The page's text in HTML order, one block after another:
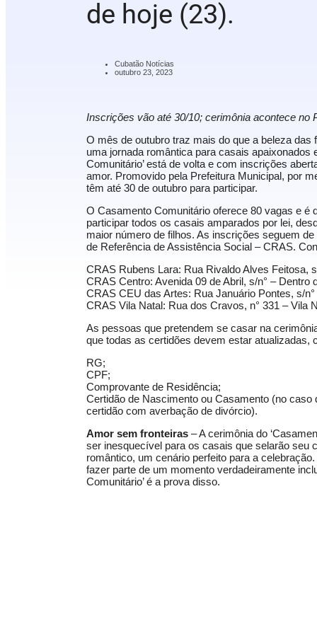
de hoje (23).
Cubatão Notícias
outubro 23, 2023
Inscrições vão até 30/10; cerimônia acontece
O mês de outubro traz mais do que a beleza
uma jornada romântica para casais
Comunitário’ está de volta e com inscrições
amor. Promovido pela Prefeitura Municipal, por
têm até 30 de outubro para participar.
O Casamento Comunitário oferece 80 vagas e é
participar todos os casais amparados por lei,
maior número de filhos. As inscrições seguem
de Referência de Assistência Social – CRAS.
CRAS Rubens Lara: Rua Rivaldo Alves Feitosa,
CRAS Centro: Avenida 09 de Abril, s/n° – Dentro
CRAS CEU das Artes: Rua Januário Pontes, s/
CRAS Vila Natal: Rua dos Cravos, n° 331 – Vila
As pessoas que pretendem se casar na
que todas as certidões devem estar
RG;
CPF;
Comprovante de Residência;
Certidão de Nascimento ou Casamento (no
certidão com averbação de divórcio).
Amor sem fronteiras – A cerimônia do
ser inesquecível para os casais que selarão seu
romântico, um cenário perfeito para a
fazer parte de um momento verdadeiramente
Comunitário’ é a prova disso.